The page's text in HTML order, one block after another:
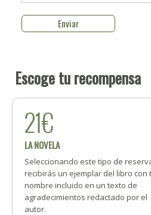
Escoge tu recompensa
21€
LA NOVELA
Seleccionando este tipo de
recibirás un ejemplar del libro con
nombre incluido en un texto de
agradecimientos redactado por el
autor.